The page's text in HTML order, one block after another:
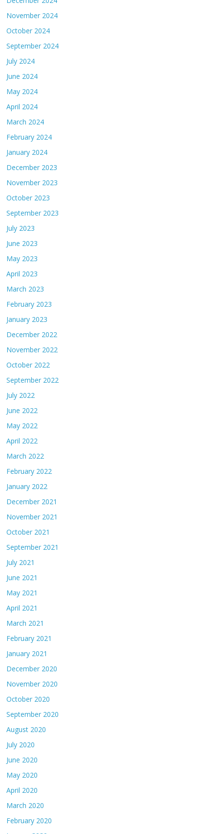
November 2024
October 2024
September 2024
July 2024
June 2024
May 2024
April 2024
March 2024
February 2024
January 2024
December 2023
November 2023
October 2023
September 2023
July 2023
June 2023
May 2023
April 2023
March 2023
February 2023
January 2023
December 2022
November 2022
October 2022
September 2022
July 2022
June 2022
May 2022
April 2022
March 2022
February 2022
January 2022
December 2021
November 2021
October 2021
September 2021
July 2021
June 2021
May 2021
April 2021
March 2021
February 2021
January 2021
December 2020
November 2020
October 2020
September 2020
August 2020
July 2020
June 2020
May 2020
April 2020
March 2020
February 2020